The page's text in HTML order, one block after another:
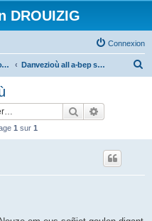
DROUIZIG
Connexion
Kerzrouizig - Foromoù An Drouizig Danvezioù all a-bep seurt
Rechercher
1 sur 1